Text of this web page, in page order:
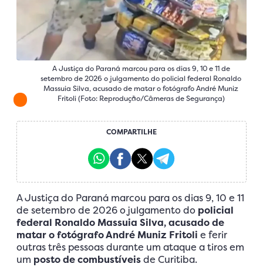
A Justiça do Paraná marcou para os dias 9, 10 e 11 de
setembro de 2026 o julgamento do policial federal Ronaldo
Massuia Silva, acusado de matar o fotógrafo André Muniz
Fritoli (Foto: Reprodução/Câmeras de Segurança)
COMPARTILHE
A Justiça do Paraná marcou para os dias 9, 10 e 11
de setembro de 2026 o julgamento do policial
federal Ronaldo Massuia Silva, acusado de
matar o fotógrafo André Muniz Fritoli e ferir
outras três pessoas durante um ataque a tiros em
um posto de combustíveisde Curitiba.